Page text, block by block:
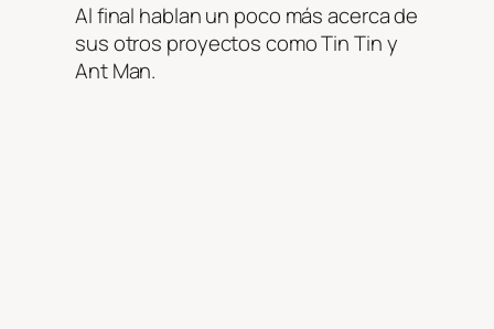
Al final hablan un poco más acerca de
sus otros proyectos como Tin Tin y
Ant Man.